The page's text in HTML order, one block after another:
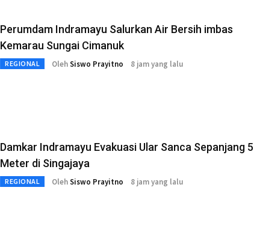
Perumdam Indramayu Salurkan Air Bersih imbas
Kemarau Sungai Cimanuk
REGIONAL OlehSiswo Prayitno 8 jam yang lalu
Damkar Indramayu Evakuasi Ular Sanca Sepanjang 5
Meter di Singajaya
REGIONAL OlehSiswo Prayitno 8 jam yang lalu